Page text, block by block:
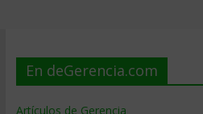
En deGerencia.com
Artículos de Gerencia